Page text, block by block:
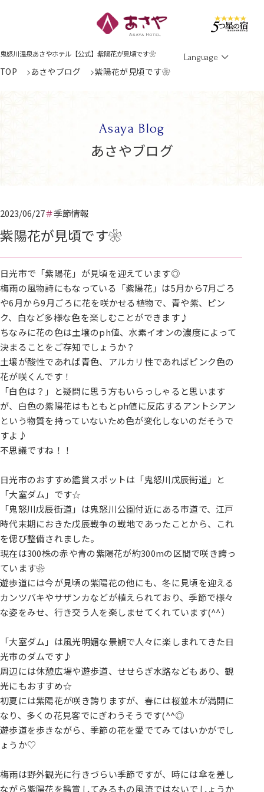
鬼怒川温泉あさやホテル【公式】紫陽花が見頃です❀ Language
TOP あさやブログ 紫陽花が見頃です❀
Asaya Blog
あさやブログ
2023/06/27 季節情報
紫陽花が見頃です❀
日光市で「紫陽花」が見頃を迎えています◎
梅雨の風物詩にもなっている「紫陽花」は5月から7月ごろ
や6月から9月ごろに花を咲かせる植物で、青や紫、ピン
ク、白など多様な色を楽しむことができます♪
ちなみに花の色は土壌のph値、水素イオンの濃度によって
決まることをご存知でしょうか？
土壌が酸性であれば青色、アルカリ性であればピンク色の
花が咲くんです！
「白色は？」と疑問に思う方もいらっしゃると思います
が、白色の紫陽花はもともとph値に反応するアントシアン
という物質を持っていないため色が変化しないのだそうで
すよ♪
不思議ですね！！
日光市のおすすめ鑑賞スポットは「鬼怒川戊辰街道」と
「大室ダム」です☆
「鬼怒川戊辰街道」は鬼怒川公園付近にある市道で、江戸
時代末期におきた戊辰戦争の戦地であったことから、これ
を偲び整備されました。
現在は300株の赤や青の紫陽花が約300mの区間で咲き誇っ
ています❀
遊歩道には今が見頃の紫陽花の他にも、冬に見頃を迎える
カンツバキやサザンカなどが植えられており、季節で様々
な姿をみせ、行き交う人を楽しませてくれています(^^）
「大室ダム」は風光明媚な景観で人々に楽しまれてきた日
光市のダムです♪
周辺には休憩広場や遊歩道、せせらぎ水路などもあり、観
光にもおすすめ☆
初夏には紫陽花が咲き誇りますが、春には桜並木が満開に
なり、多くの花見客でにぎわうそうです(^^◎
遊歩道を歩きながら、季節の花を愛でてみてはいかがでし
ょうか♡
梅雨は野外観光に行きづらい季節ですが、時には傘を差し
ながら紫陽花を鑑賞してみるもの風流ではないでしょうか